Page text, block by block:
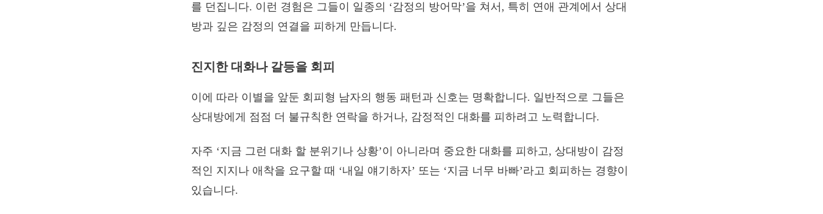
를 던집니다. 이런 경험은 그들이 일종의 ‘감정의 방어막’을 쳐서, 특히 연애 관계에서 상대
방과 깊은 감정의 연결을 피하게 만듭니다.
진지한 대화나 갈등을 회피
이에 따라 이별을 앞둔 회피형 남자의 행동 패턴과 신호는 명확합니다. 일반적으로 그들은
상대방에게 점점 더 불규칙한 연락을 하거나, 감정적인 대화를 피하려고 노력합니다.
자주 ‘지금 그런 대화 할 분위기나 상황’이 아니라며 중요한 대화를 피하고, 상대방이 감정
적인 지지나 애착을 요구할 때 ‘내일 얘기하자’ 또는 ‘지금 너무 바빠’라고 회피하는 경향이
있습니다.